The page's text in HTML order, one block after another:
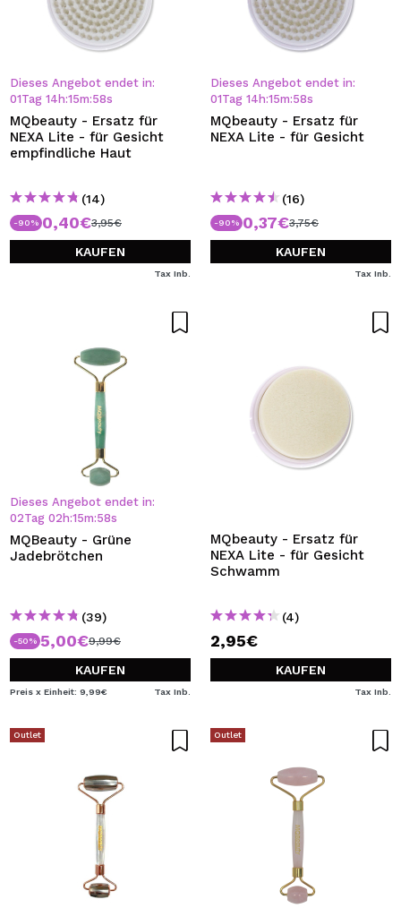
Dieses Angebot endet in:
01Tag 14 h:15m:57s
MQbeauty - Ersatz für
NEXA Lite - für Gesicht
empfindliche Haut
(14)
-90% 0,40€3,95€
KAUFEN
Tax Inb.
Dieses Angebot endet in:
01Tag 14 h:15m:57s
MQbeauty - Ersatz für
NEXA Lite - für Gesicht
(16)
-90% 0,37€3,75€
KAUFEN
Tax Inb.
Dieses Angebot endet in:
02Tag 02 h:15m:57s
MQBeauty - Grüne
Jadebrötchen
(39)
-50% 5,00€9,99€
KAUFEN
Preis x Einheit: 9,99€ Tax Inb.
MQbeauty - Ersatz für
NEXA Lite - für Gesicht
Schwamm
(4)
2,95€
KAUFEN
Tax Inb.
Outlet Outlet